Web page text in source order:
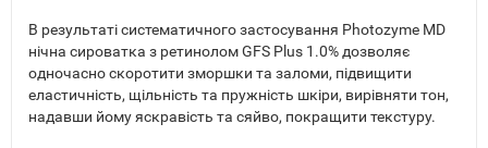
В результаті систематичного застосування Photozyme MD
нічна сироватка з ретинолом GFS Plus 1.0% дозволяє
одночасно скоротити зморшки та заломи, підвищити
еластичність, щільність та пружність шкіри, вирівняти тон,
надавши йому яскравість та сяйво, покращити текстуру.